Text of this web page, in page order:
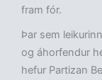
fram fór.
Þar sem
og áhorfendur
hefur Partizan